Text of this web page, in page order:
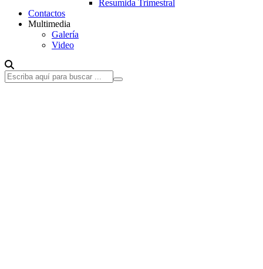
Resumida Trimestral
Contactos
Multimedia
Galería
Video